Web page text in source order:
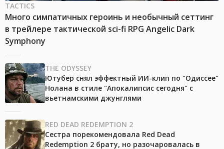
TACTICS
Много симпатичных героинь и необычный сеттинг
в трейлере тактической sci-fi RPG Angelic Dark
Symphony
THE ODYSSEY
Ютубер снял эффектный ИИ-клип по "Одиссее"
Нолана в стиле "Апокалипсис сегодня" с
вьетнамскими джунглями
RED DEAD REDEMPTION 2
Сестра порекомендовала Red Dead
Redemption 2 брату, но разочаровалась в